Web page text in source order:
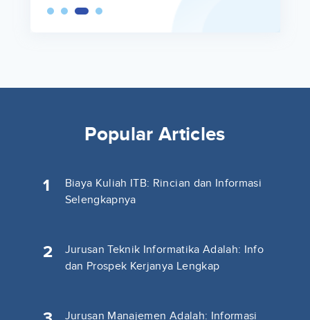
Popular Articles
1
Biaya Kuliah ITB: Rincian dan Informasi
Selengkapnya
2
Jurusan Teknik Informatika Adalah: Info
dan Prospek Kerjanya Lengkap
Jurusan Manajemen Adalah: Informasi